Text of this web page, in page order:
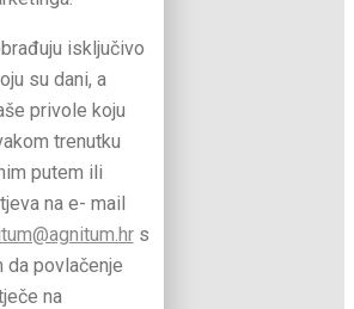
isključivo
su dani, a
privole koju
trenutku
putem ili
na e- mail
s
da povlačenje
na